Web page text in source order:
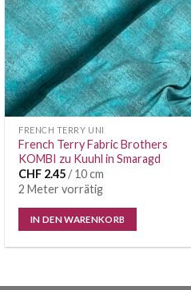
FRENCH TERRY UNI
French Terry Fabric Brothers
KOMBI zu Kuuhl in Smaragd
CHF 2.45/ 10 cm
2 Meter vorrätig
IN DEN WARENKORB